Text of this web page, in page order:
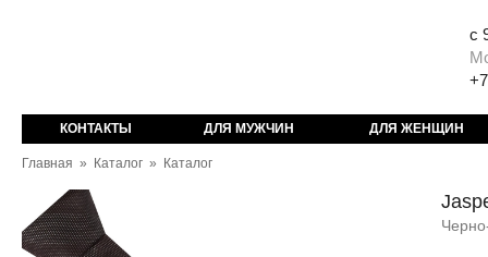
с
КОНТАКТЫ ДЛЯ МУЖЧИН ДЛЯ ЖЕНЩИН
Главная » Каталог » Каталог